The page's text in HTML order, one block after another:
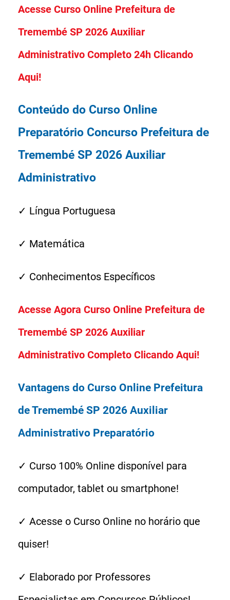
Acesse Curso Online Prefeitura de
Tremembé SP 2026 Auxiliar
Administrativo Completo 24h Clicando
Aqui!
Conteúdo do Curso Online
Preparatório Concurso Prefeitura de
Tremembé SP 2026 Auxiliar
Administrativo
✓ Língua Portuguesa
✓ Matemática
✓ Conhecimentos Específicos
Acesse Agora Curso Online Prefeitura de
Tremembé SP 2026 Auxiliar
Administrativo Completo Clicando Aqui!
Vantagens do Curso Online Prefeitura
de Tremembé SP 2026 Auxiliar
Administrativo Preparatório
✓ Curso 100% Online disponível para
computador, tablet ou smartphone!
✓ Acesse o Curso Online no horário que
quiser!
✓ Elaborado por Professores